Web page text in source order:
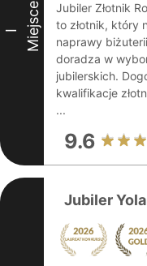
I Miejsce
Jubiler Złotnik
to złotnik, który
naprawy
doradza w
jubilerskich.
kwalifikacje
...
9.6
Jubiler